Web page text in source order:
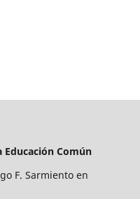
Educación Común
F. Sarmiento en